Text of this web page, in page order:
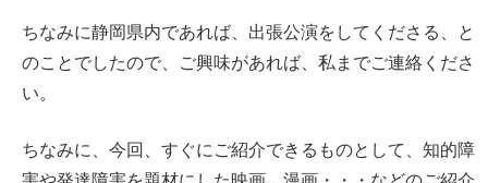
ちなみに静岡県内であれば、出張公演をしてくださる、と
のことでしたので、ご興味があれば、私までご連絡くださ
い。
ちなみに、今回、すぐにご紹介できるものとして、知的障